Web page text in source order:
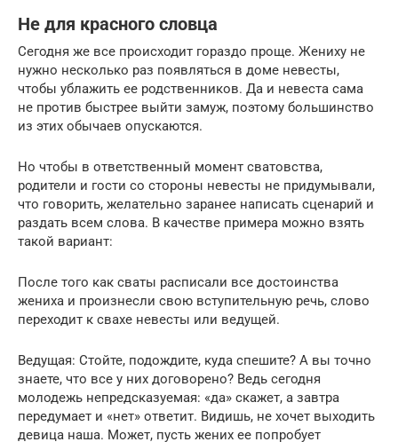
Не для красного словца
Сегодня же все происходит гораздо проще. Жениху не
нужно несколько раз появляться в доме невесты,
чтобы ублажить ее родственников. Да и невеста сама
не против быстрее выйти замуж, поэтому большинство
из этих обычаев опускаются.
Но чтобы в ответственный момент сватовства,
родители и гости со стороны невесты не придумывали,
что говорить, желательно заранее написать сценарий и
раздать всем слова. В качестве примера можно взять
такой вариант:
После того как сваты расписали все достоинства
жениха и произнесли свою вступительную речь, слово
переходит к свахе невесты или ведущей.
Ведущая: Стойте, подождите, куда спешите? А вы точно
знаете, что все у них договорено? Ведь сегодня
молодежь непредсказуемая: «да» скажет, а завтра
передумает и «нет» ответит. Видишь, не хочет выходить
девица наша. Может, пусть жених ее попробует